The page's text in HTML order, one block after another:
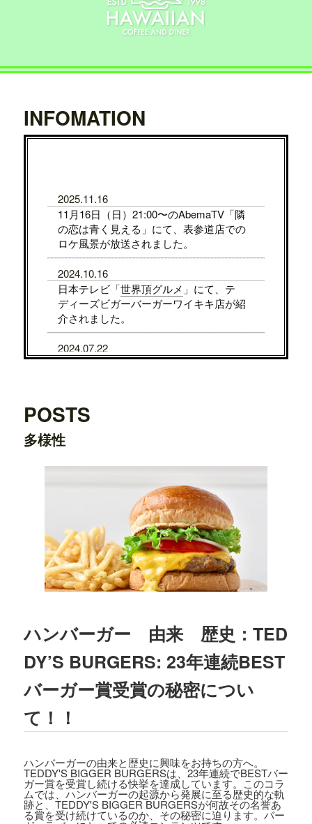
INFOMATION
2025.11.16
11月16日（日）21:00〜のAbemaTV「隣
の恋は青く見える」にて、表参道店での
ロケ風景が放送されました。
2024.10.16
日本テレビ「世界頂グルメ 」にて、テ
ディーズビガーバーガーワイキキ店が紹
介されました。
2024.07.22
7/31から8/5まで、京都タカシマヤに、TE
2024.07.22
7/24から7/29まで、大阪タカシマヤに、T
でOPENします。
横浜ワールドポーターズ店がプレオープ
ンしました。
2023.08.09
日之出出版「Fine 2023年9月号」にて、
ディーズビガーバーガー原宿表参道店が
2023.08.02
TBSテレビ
「ラヴィット!」
にて、TEDD
Y'S BIGGER BURGERS表参道店の「ギ
た。
2023.07.15
文藝春秋「CREA 2023年夏号」にて、TE
スターバーガー宅配セット」が紹介され
ました。
2023.07.07
POSTS
多様性
ハンバーガー 由来 歴史：TED
DY’S BURGERS: 23年連続BEST
バーガー賞受賞の秘密につい
て！！
ハンバーガーの由来と歴史に興味をお持ちの方へ。
TEDDY'S BIGGER BURGERSは、23年連続でBESTバー
ガー賞を受賞し続ける快挙を達成しています。このコラ
ムでは、ハンバーガーの起源から発展に至る歴史的な軌
跡と、TEDDY'S BIGGER BURGERSが何故その名誉あ
る賞を受け続けているのか、その秘密に迫ります。バー